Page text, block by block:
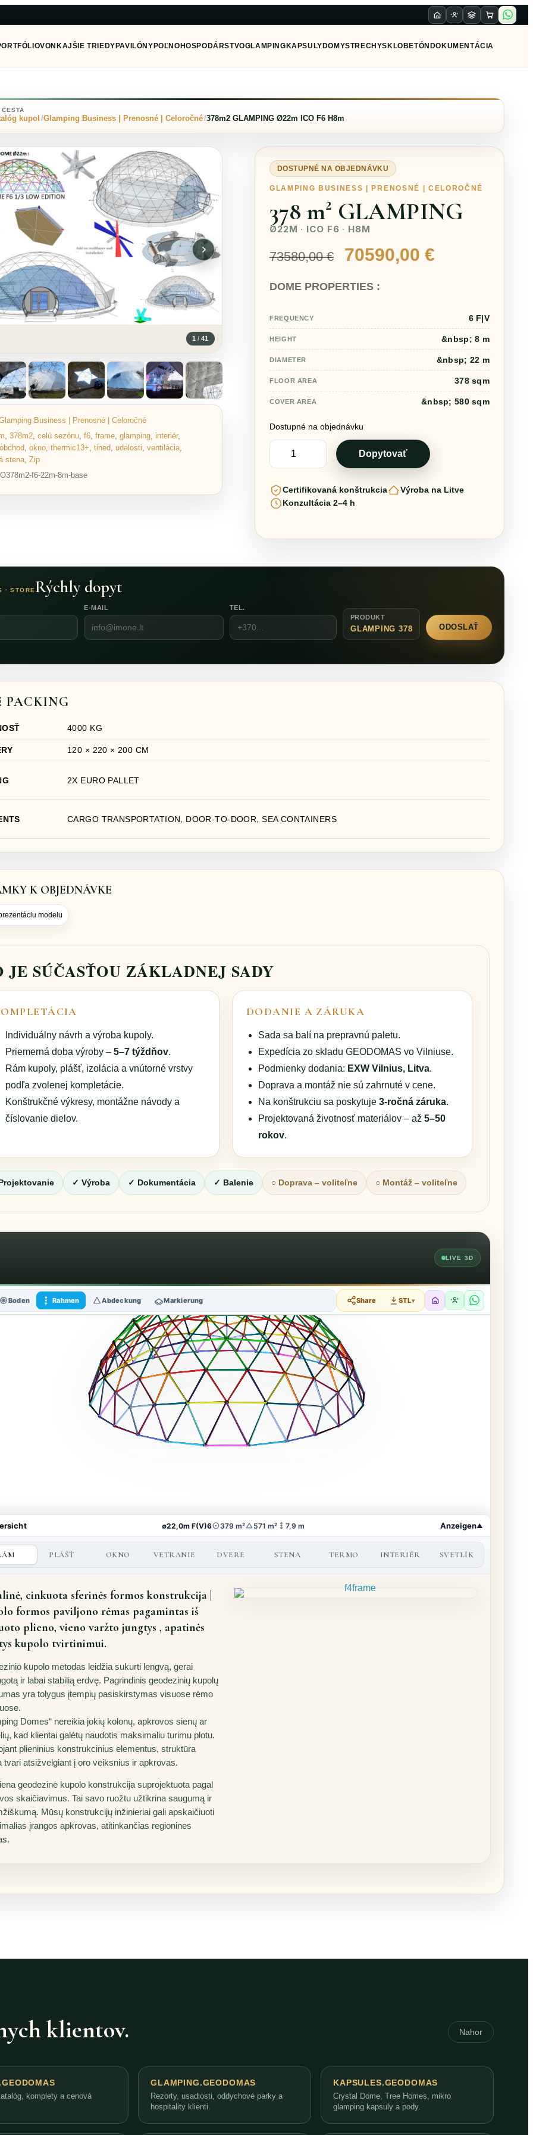
VONKAJŠIE TRIEDY PAVILÓNY POĽNOHOSPODÁRSTVOGLAMPING KAPSULY DOMYSTRECHYSKLO BETÓN DOKUMENTÁCIA
kupol Glamping Business | Prenosné | Celoročné 378m2 GLAMPING Ø22m ICO F6 H8m
1 / 41
Business | Prenosné | Celoročné
378m2 celú sezónu f6 frame glamping interiér,
obchod okno thermic13+ tined udalosti ventilácia
stena Zip
f6-22m-8m-base
DOSTUPNÉ NA OBJEDNÁVKU
GLAMPING BUSINESS | PRENOSNÉ | CELOROČNÉ
378 m² GLAMPING
Ø22M · ICO F6 · H8M
73580,00€
Pôvodná
bola:
70590,00 €Aktuálna
70590,00 €.
DOME PROPERTIES :
FREQUENCY 6 F|V
HEIGHT &nbsp; 8 m
DIAMETER &nbsp; 22 m
FLOOR AREA 378 sqm
COVER AREA &nbsp; 580 sqm
Dostupné na objednávku
množstvo
378m2
F6
H8m
Dopytovať
Certifikovaná konštrukcia
Výroba na Litve
Konzultácia 2–4 h
· STORE Rýchly dopyt
E-MAIL
TEL.
PRODUKT
GLAMPING 378 ODOSLAŤ
PACKING
4000 KG
120 × 220 × 200 CM
2X EURO PALLET
CARGO TRANSPORTATION, DOOR-TO-DOOR, SEA CONTAINERS
K OBJEDNÁVKE
modelu
JE SÚČASŤOU ZÁKLADNEJ SADY
Individuálny návrh a výroba kupoly.
Priemerná doba výroby – 5–7 týždňov.
Rám kupoly, plášť, izolácia a vnútorné vrstvy
podľa zvolenej kompletácie.
Konštrukčné výkresy, montážne návody a
číslovanie dielov.
DODANIE A ZÁRUKA
Sada sa balí na prepravnú paletu.
Expedícia zo skladu GEODOMAS vo Vilniuse.
Podmienky dodania: EXW Vilnius, Litva.
Doprava a montáž nie sú zahrnuté v cene.
Na konštrukciu sa poskytuje 3-ročná záruka.
Projektovaná životnosť materiálov – až 5–50
rokov.
✓ Výroba ✓ Dokumentácia ✓ Balenie ○ Doprava – voliteľne ○ Montáž – voliteľne
LIVE 3D
PLÁŠŤ OKNO VETRANIE DVERE STENA TERMO INTERIÉR SVETLÍK
cinkuota sferinės formos konstrukcija |
formos paviljono rėmas pagamintas iš
plieno, vieno varžto jungtys , apatinės
kupolo tvirtinimui.
kupolo metodas leidžia sukurti lengvą, gerai
ir labai stabilią erdvę. Pagrindinis geodezinių kupolų
yra tolygus įtempių pasiskirstymas visuose rėmo
Domes“ nereikia jokių kolonų, apkrovos sienų ar
kad klientai galėtų naudotis maksimaliu turimu plotu.
plieninius konstrukcinius elementus, struktūra
tvari atsižvelgiant į oro veiksnius ir apkrovas.
geodezinė kupolo konstrukcija suprojektuota pagal
skaičiavimus. Tai savo ruožtu užtikrina saugumą ir
Mūsų konstrukcijų inžinieriai gali apskaičiuoti
įrangos apkrovas, atitinkančias regionines
klientov. Nahor
komplety a cenová
GLAMPING.GEODOMAS
Rezorty, usadlosti, oddychové parky a
hospitality klienti.
KAPSULES.GEODOMAS
Crystal Dome, Tree Homes, mikro
glamping kapsuly a pody.